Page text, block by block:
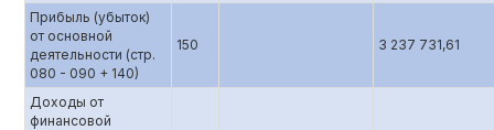
Прибыль (убыток)
от основной
деятельности (стр.
080 - 090 + 140)
150 3 237 731,61
Доходы от
финансовой